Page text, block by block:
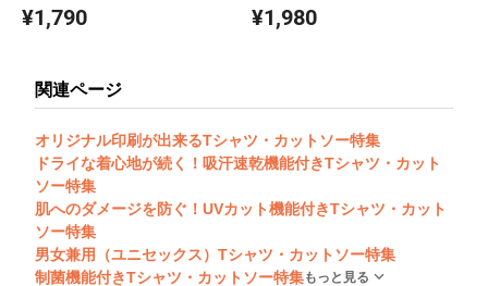
¥1,790 ¥1,980
関連ページ
オリジナル印刷が出来るTシャツ・カットソー特集
ドライな着心地が続く！吸汗速乾機能付きTシャツ・カット
ソー特集
肌へのダメージを防ぐ！UVカット機能付きTシャツ・カット
ソー特集
男女兼用（ユニセックス）Tシャツ・カットソー特集
制菌機能付きTシャツ・カットソー特集もっと見る